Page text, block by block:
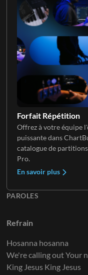
Clavier 2
Clavier 3
Forfait Répétition
Offrez à votre équipe
puissante dans
catalogue de
Pro.
En savoir plus
PAROLES
Refrain
Hosanna hosanna
We're calling out Your
King Jesus King Jesus